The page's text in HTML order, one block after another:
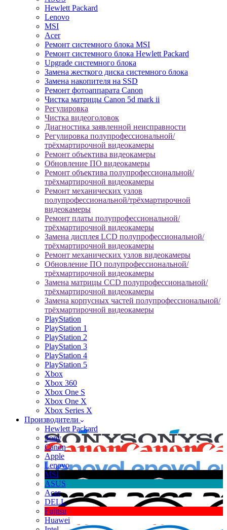
Hewlett Packard
Lenovo
MSI
Acer
Ремонт системного блока MSI
Ремонт системного блока Hewlett Packard
Upgrade системного блока
Замена жесткого диска системного блока
Замена накопителя на SSD
Ремонт фотоаппарата Canon
Чистка матрицы Canon 5d mark ii
Регулировка
Чистка видеоголовок
Диагностика заявленной неисправности
Регулировка полупрофессиональной/
трёхмартирочной видеокамеры
Ремонт объектива видеокамеры
Обновление ПО видеокамеры
Ремонт объектива полупрофессиональной/
трёхмартирочной видеокамеры
Ремонт механических узлов
полупрофессиональной/трёхмартирочной
видеокамеры
Ремонт платы полупрофессиональной/
трёхмартирочной видеокамеры
Замена дисплея LCD полупрофессиональной/
трёхмартирочной видеокамеры
Ремонт механических узлов видеокамеры
Обновление ПО полупрофессиональной/
трёхмартирочной видеокамеры
Замена матрицы CCD полупрофессиональной/
трёхмартирочной видеокамеры
Замена корпусных частей полупрофессиональной/
трёхмартирочной видеокамеры
PlayStation
PlayStation 1
PlayStation 2
PlayStation 3
PlayStation 4
PlayStation 5
Xbox
Xbox 360
Xbox One S
Xbox One X
Xbox Series X
Производители
Hewlett Packard
Sony
Canon
Apple
Lenovo
MSI
ASUS
Acer
DELL
Fujitsu
Huawei